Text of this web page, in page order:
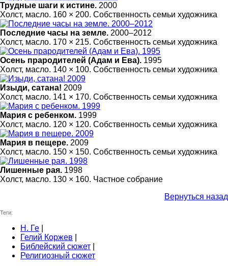
Трудные шаги к истине. 2000
Холст, масло. 160 × 200. Собственность семьи художника
Последние часы на земле. 2000–2012
Холст, масло. 170 × 215. Собственность семьи художника
Осень прародителей (Адам и Ева). 1995
Холст, масло. 140 × 100. Собственность семьи художника
Изыди, сатана! 2009
Холст, масло. 141 × 170. Собственность семьи художника
Мария с ребенком. 1999
Холст, масло. 120 × 120. Собственность семьи художника
Мария в пещере. 2009
Холст, масло. 150 × 150. Собственность семьи художника
Лишенные рая. 1998
Холст, масло. 130 × 160. Частное собрание
Вернуться назад
Теги:
Н. Ге
Гелий Коржев
Библейский сюжет
Религиозный сюжет